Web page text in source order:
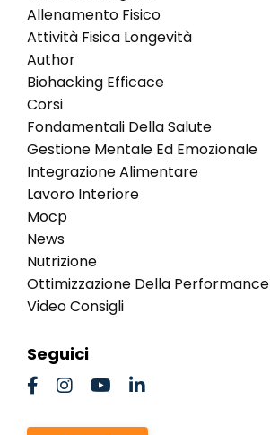
Allenamento Fisico
Attività Fisica Longevità
Author
Biohacking Efficace
Corsi
Fondamentali Della Salute
Gestione Mentale Ed Emozionale
Integrazione Alimentare
Lavoro Interiore
Mocp
News
Nutrizione
Ottimizzazione Della Performance
Video Consigli
Seguici